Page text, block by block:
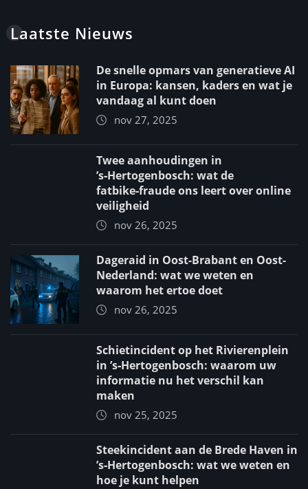
Laatste Nieuws
De snelle opmars van generatieve AI
in Europa: kansen, kaders en wat je
vandaag al kunt doen
nov 27, 2025
Twee aanhoudingen in
’s‑Hertogenbosch: wat de
fatbike‑fraude ons leert over online
veiligheid
nov 26, 2025
Dageraid in Oost-Brabant en Oost-
Nederland: wat we weten en
waarom het ertoe doet
nov 26, 2025
Schietincident op het Rivierenplein
in ’s‑Hertogenbosch: waarom uw
informatie nu het verschil kan
maken
nov 25, 2025
Steekincident aan de Brede Haven in
’s‑Hertogenbosch: wat we weten en
hoe je kunt helpen